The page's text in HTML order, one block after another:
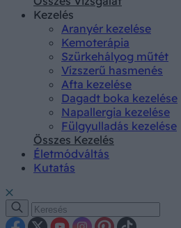
Kezelés
Aranyér kezelése
Kemoterápia
Szürkehályog műtét
Vízszerű hasmenés
Afta kezelése
Dagadt boka kezelése
Napallergia kezelése
Fülgyulladás kezelése
Összes Kezelés
Életmódváltás
Kutatás